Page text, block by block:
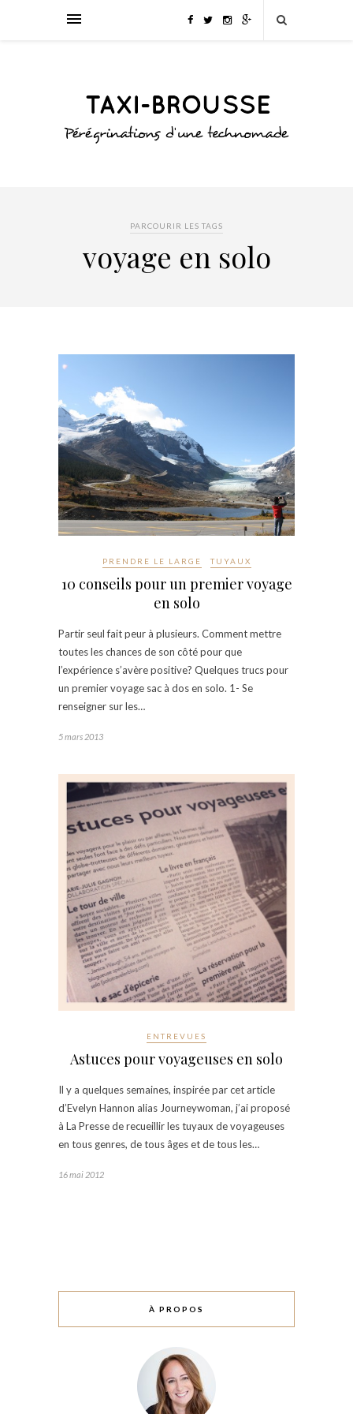
PARCOURIR LES TAGS
voyage en solo
PRENDRE LE LARGE TUYAUX
10 conseils pour un premier voyage
en solo
Partir seul fait peur à plusieurs. Comment mettre
toutes les chances de son côté pour que
l’expérience s’avère positive? Quelques trucs pour
un premier voyage sac à dos en solo. 1- Se
renseigner sur les…
5 mars 2013
ENTREVUES
Astuces pour voyageuses en solo
Il y a quelques semaines, inspirée par cet article
d’Evelyn Hannon alias Journeywoman, j’ai proposé
à La Presse de recueillir les tuyaux de voyageuses
en tous genres, de tous âges et de tous les…
16 mai 2012
À PROPOS